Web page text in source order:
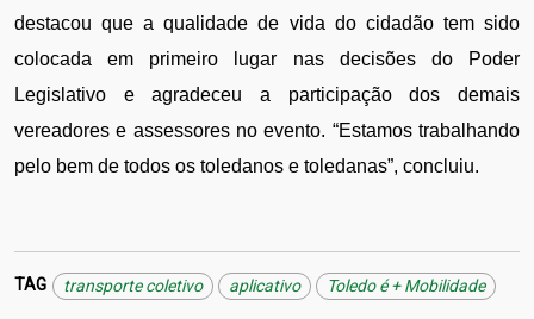
destacou que a qualidade de vida do cidadão tem sido
colocada em primeiro lugar nas decisões do Poder
Legislativo e agradeceu a participação dos demais
vereadores e assessores no evento. “Estamos trabalhando
pelo bem de todos os toledanos e toledanas”, concluiu.
TAG transporte coletivo aplicativo Toledo é + Mobilidade